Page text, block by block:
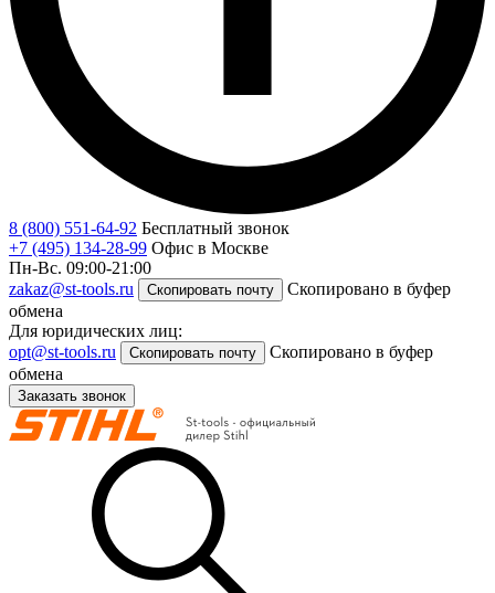
8 (800) 551-64-92 Бесплатный звонок
+7 (495) 134-28-99 Офис в Москве
Пн-Вс. 09:00-21:00
zakaz@st-tools.ru
Скопировать почту
Скопировано в буфер
обмена
Для юридических лиц:
opt@st-tools.ru
Скопировать почту
Скопировано в буфер
обмена
Заказать звонок